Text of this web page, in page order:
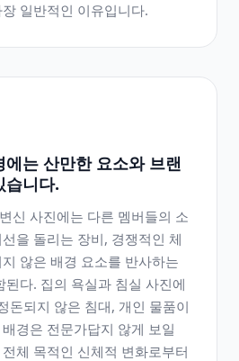
일반적인 이유입니다.
는 산만한 요소와 브랜
습니다.
신 사진에는 다른 멤버들의 소
을 돌리는 장비, 경쟁적인 체
않은 배경 요소를 반사하는
된다. 집의 욕실과 침실 사진에
돈되지 않은 침대, 개인 물품이
경은 전문가답지 않게 보일
체 목적인 신체적 변화로부터